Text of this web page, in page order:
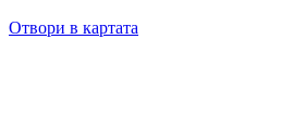
Отвори в картата